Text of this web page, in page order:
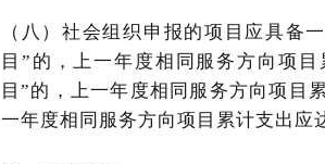
（八）社会组织申报的项目应具备
目”的，上一年度相同服务方向项
目”的，上一年度相同服务方向项目
一年度相同服务方向项目累计支出应